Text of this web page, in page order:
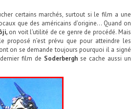
certains marchés, surtout si le film a une
que des américains d’origine… Quand on
, on voit l’utilité de ce genre de procédé. Mais
n’est prévu que pour atteindre les
on se demande toujours pourquoi il a signé
film de Soderberghse cache aussi un